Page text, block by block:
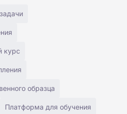
курс
образца
Платформа для обучения